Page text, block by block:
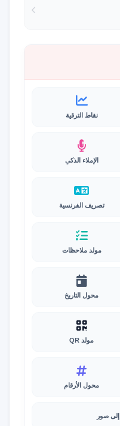
نقاط الترقية
الإملاء الذكي
تصريف الفرنسية
مولد ملاحظات
محول التاريخ
مولد QR
محول الأرقام